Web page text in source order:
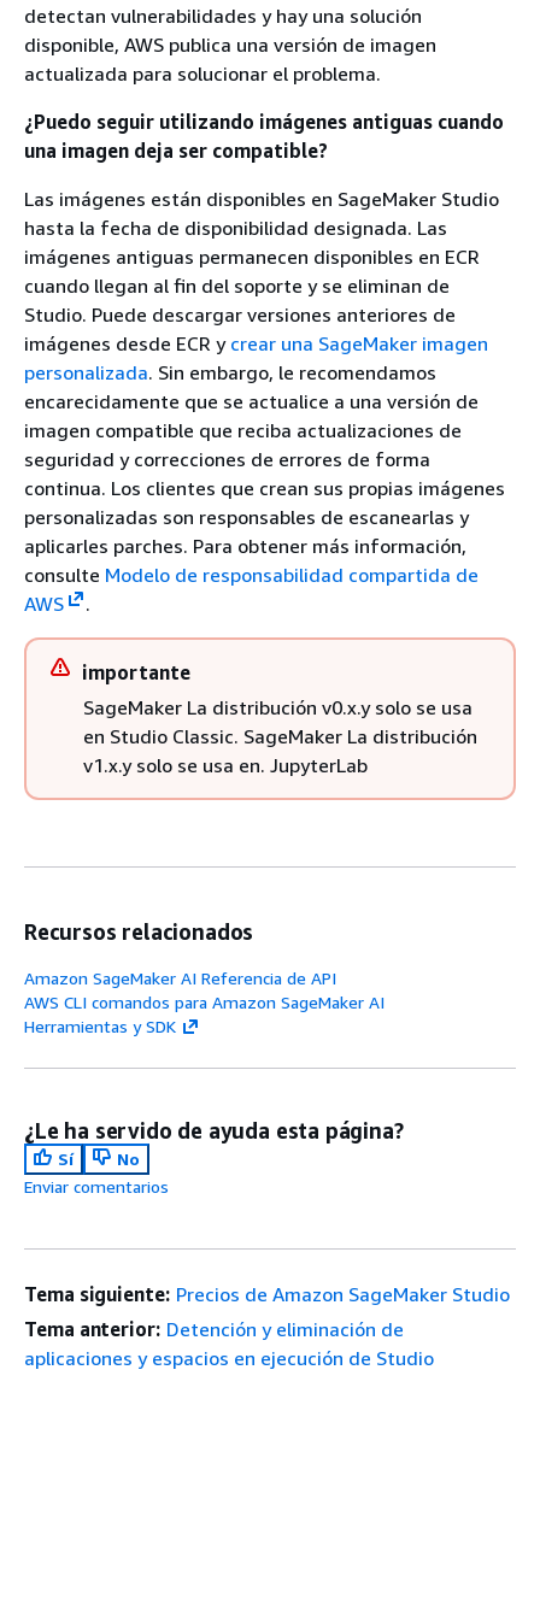
detectan vulnerabilidades y hay una solución
disponible, AWS publica una versión de imagen
actualizada para solucionar el problema.
¿Puedo seguir utilizando imágenes antiguas cuando
una imagen deja ser compatible?
Las imágenes están disponibles en SageMaker Studio
hasta la fecha de disponibilidad designada. Las
imágenes antiguas permanecen disponibles en ECR
cuando llegan al fin del soporte y se eliminan de
Studio. Puede descargar versiones anteriores de
imágenes desde ECR y crear una SageMaker imagen
personalizada. Sin embargo, le recomendamos
encarecidamente que se actualice a una versión de
imagen compatible que reciba actualizaciones de
seguridad y correcciones de errores de forma
continua. Los clientes que crean sus propias imágenes
personalizadas son responsables de escanearlas y
aplicarles parches. Para obtener más información,
consulte Modelo de responsabilidad compartida de
AWS
.
importante
SageMaker La distribución v0.x.y solo se usa
en Studio Classic. SageMaker La distribución
v1.x.y solo se usa en. JupyterLab
Recursos relacionados
Amazon SageMaker AI Referencia de API
AWS CLI comandos para Amazon SageMaker AI
Herramientas y SDK
¿Le ha servido de ayuda esta página?
Sí
No
Enviar comentarios
Tema siguiente: Precios de Amazon SageMaker Studio
Tema anterior: Detención y eliminación de
aplicaciones y espacios en ejecución de Studio